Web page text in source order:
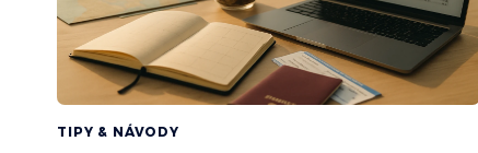
TIPY & NÁVODY